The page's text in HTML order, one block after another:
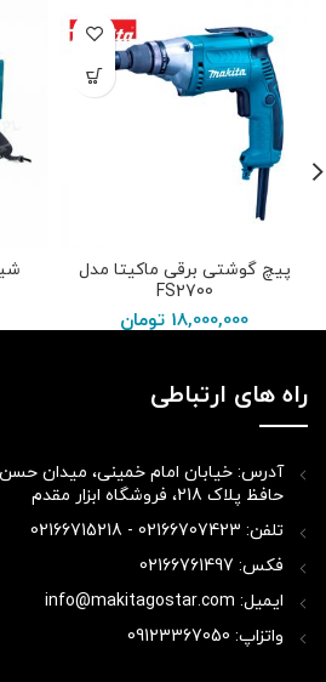
پیچ گوشتی برقی ماکیتا مدل
FS2700
18,000,000 تومان
راه های ارتباطی
آدرس: خیابان امام خمینی، میدان
حافظ پلاک 218، فروشگاه ابزار مقدم
تلفن: 02166707423 - 02166715218
فکس: 02166761497
ایمیل: info@makitagostar.com
واتزاپ: 09123367050